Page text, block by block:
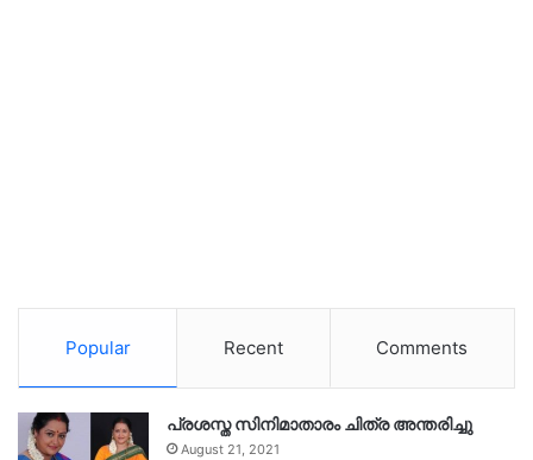
Popular Recent Comments
പ്രശസ്ത സിനിമാതാരം ചിത്ര അന്തരിച്ചു
August 21, 2021